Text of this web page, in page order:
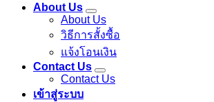
About Us
About Us
วิธีการสั้งซื้อ
แจ้งโอนเงิน
Contact Us
Contact Us
เข้าสู่ระบบ